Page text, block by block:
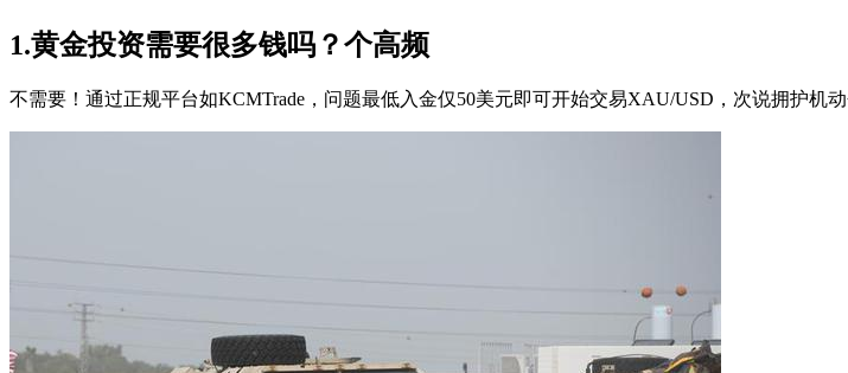
1.黄金投资需要很多钱吗？个高频
不需要！通过正规平台如KCMTrade，问题最低入金仅50美元即可开始交易XAU/USD，次说拥护机